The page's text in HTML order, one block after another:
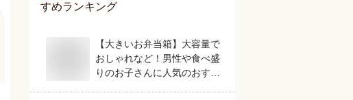
すめランキング
【大きいお弁当箱】大容量で
おしゃれなど！男性や食べ盛
りのお子さんに人気のおすす